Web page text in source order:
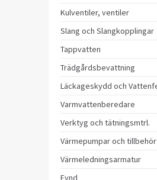
Kulventiler, ventiler
Slang och Slangkopplingar
Tappvatten
Trädgårdsbevattning
Varmvattenberedare
Verktyg och tätningsmtrl.
Värmepumpar och tillbehör
Värmeledningsarmatur
Fynd